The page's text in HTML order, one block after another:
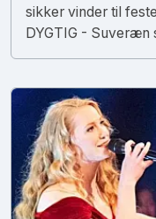
sikker vinder til
DYGTIG - Suveræn